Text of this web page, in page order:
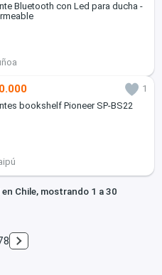
Bluetooth con Led para ducha -
1
bookshelf Pioneer SP-BS22
Chile, mostrando 1 a 30